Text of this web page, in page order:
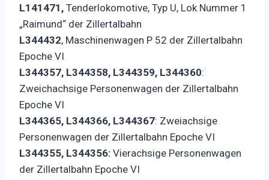
L141471, Tenderlokomotive, Typ U, Lok Nummer 1
„Raimund“ der Zillertalbahn
L344432, Maschinenwagen P 52 der Zillertalbahn
Epoche VI
L344357, L344358, L344359, L344360:
Zweichachsige Personenwagen der Zillertalbahn
Epoche VI
L344365, L344366, L344367: Zweiachsige
Personenwagen der Zillertalbahn Epoche VI
L344355, L344356: Vierachsige Personenwagen
der Zillertalbahn Epoche VI